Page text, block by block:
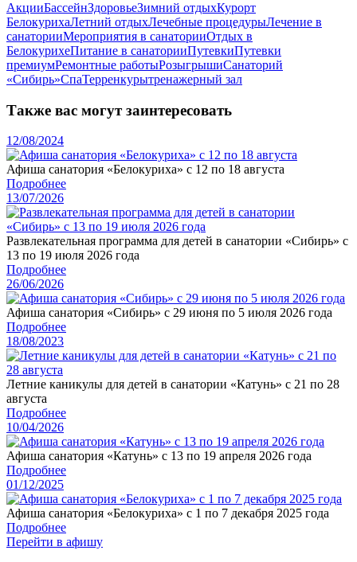
АкцииБассейнЗдоровьеЗимний отдыхКурорт
БелокурихаЛетний отдыхЛечебные процедурыЛечение в
санаторииМероприятия в санаторииОтдых в
БелокурихеПитание в санаторииПутевкиПутевки
премиумРемонтные работыРозыгрышиСанаторий
«Сибирь»СпаТерренкурытренажерный зал
Также вас могут заинтересовать
12/08/2024
Афиша санатория «Белокуриха» с 12 по 18 августа
Подробнее
13/07/2026
Развлекательная программа для детей в санатории «Сибирь» с
13 по 19 июля 2026 года
Подробнее
26/06/2026
Афиша санатория «Сибирь» с 29 июня по 5 июля 2026 года
Подробнее
18/08/2023
Летние каникулы для детей в санатории «Катунь» с 21 по 28
августа
Подробнее
10/04/2026
Афиша санатория «Катунь» с 13 по 19 апреля 2026 года
Подробнее
01/12/2025
Афиша санатория «Белокуриха» с 1 по 7 декабря 2025 года
Подробнее
Перейти в афишу